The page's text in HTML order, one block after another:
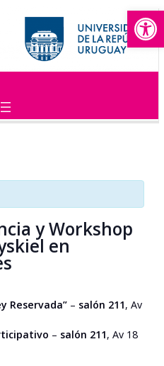
y Workshop
en
Reservada” – salón 211, Av
– salón 211, Av 18